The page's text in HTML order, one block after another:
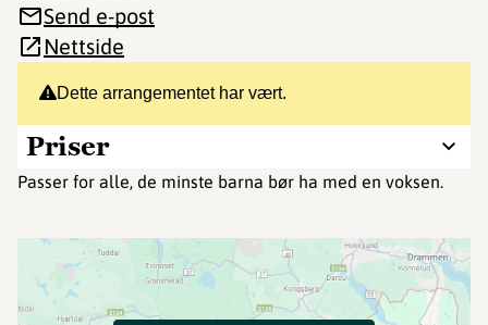
Dette arrangementet har vært.
Priser
Passer for alle, de minste barna bør ha med en voksen.
Send e-post
Nettside